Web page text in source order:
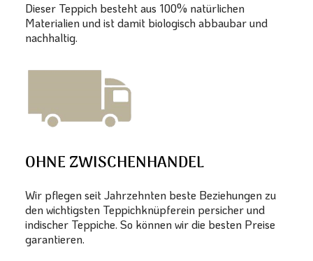
Dieser Teppich besteht aus 100% natürlichen
Materialien und ist damit biologisch abbaubar und
nachhaltig.
OHNE ZWISCHENHANDEL
Wir pflegen seit Jahrzehnten beste Beziehungen zu
den wichtigsten Teppichknüpferein persicher und
indischer Teppiche. So können wir die besten Preise
garantieren.